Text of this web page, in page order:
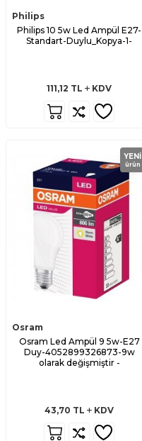
Philips
Philips 10 5w Led Ampül E27-
Standart-Duylu_Kopya-1-
111,12 TL KDV
YENI
ürün
Osram
Osram Led Ampül 9 5w-E27
Duy-4052899326873-9w
olarak değişmiştir -
43,70 TL KDV